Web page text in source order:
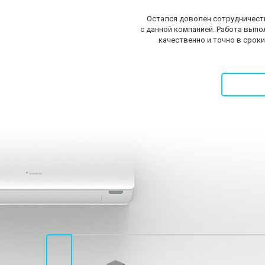
Остался доволен
с данной компанией. Работа
качественно и точно в